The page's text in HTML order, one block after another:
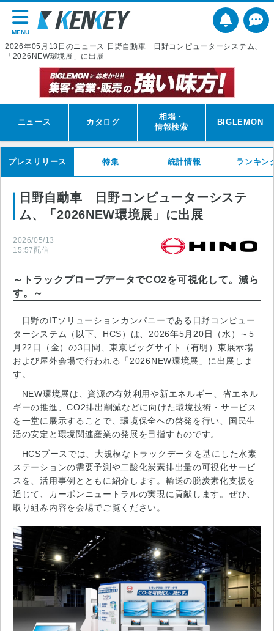
MENU
2026年05月13日のニュース 日野自動車 日野コンピューターシステム、
「2026NEW環境展」に出展
ニュース カタログ
相場・
情報検索
BIGLEMON
プレスリリース 特集 統計情報 ランキン
日野自動車 日野コンピューターシステ
ム、「2026NEW環境展」に出展
2026/05/13
15:57 配信
～トラックプローブデータでCO2を可視化して。減ら
す。～
日野のITソリューションカンパニーである日野コンピュー
ターシステム（以下、HCS）は、2026年5月20日（水）～5
月22日（金）の3日間、東京ビッグサイト（有明）東展示場
および屋外会場で行われる「2026NEW環境展」に出展しま
す。
NEW環境展は、資源の有効利用や新エネルギー、省エネル
ギーの推進、CO2排出削減などに向けた環境技術・サービス
を一堂に展示することで、環境保全への啓発を行い、国民生
活の安定と環境関連産業の発展を目指すものです。
HCSブースでは、大規模なトラックデータを基にした水素
ステーションの需要予測や二酸化炭素排出量の可視化サービ
スを、活用事例とともに紹介します。輸送の脱炭素化支援を
通じて、カーボンニュートラルの実現に貢献します。ぜひ、
取り組み内容を会場でご覧ください。